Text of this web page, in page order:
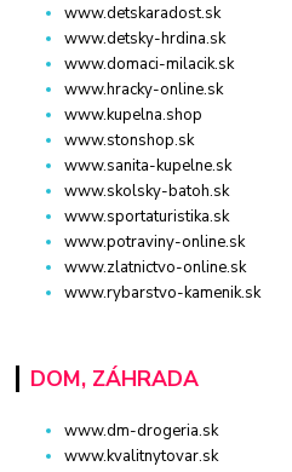
www.detskaradost.sk
www.detsky-hrdina.sk
www.domaci-milacik.sk
www.hracky-online.sk
www.kupelna.shop
www.stonshop.sk
www.sanita-kupelne.sk
www.skolsky-batoh.sk
www.sportaturistika.sk
www.potraviny-online.sk
www.zlatnictvo-online.sk
www.rybarstvo-kamenik.sk
DOM, ZÁHRADA
www.dm-drogeria.sk
www.kvalitnytovar.sk